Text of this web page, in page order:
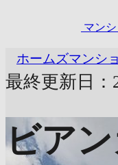
マン
ホームズマンシ
最終更新日：
ビア